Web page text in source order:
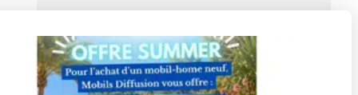
Une question ? Une
information ?